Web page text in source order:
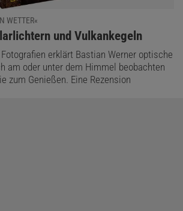
WETTER«
und Vulkankegeln
erklärt Bastian Werner optische
am oder unter dem Himmel beobachten
zum Genießen. Eine Rezension